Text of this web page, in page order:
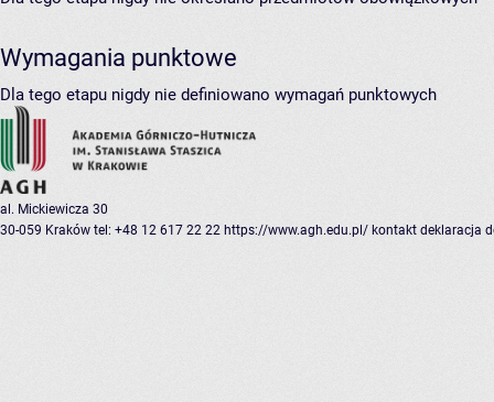
Wymagania punktowe
Dla tego etapu nigdy nie definiowano wymagań punktowych
al. Mickiewicza 30
30-059 Kraków tel: +48 12 617 22 22 https://www.agh.edu.pl/ kontakt deklaracja